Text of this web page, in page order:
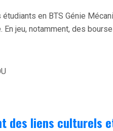
en BTS Génie
En jeu, notamment, des
des liens culturels